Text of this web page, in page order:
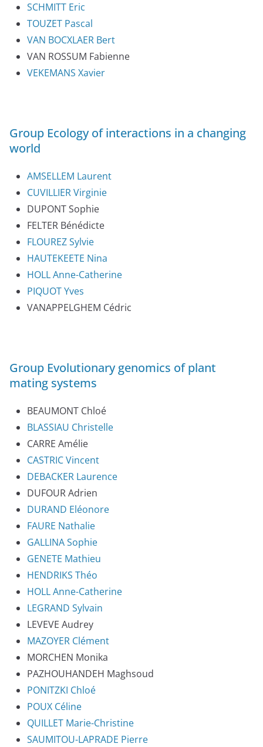
SCHMITT Eric
TOUZET Pascal
VAN BOCXLAER Bert
VAN ROSSUM Fabienne
VEKEMANS Xavier
Group Ecology of interactions in a changing
world
AMSELLEM Laurent
CUVILLIER Virginie
DUPONT Sophie
FELTER Bénédicte
FLOUREZ Sylvie
HAUTEKEETE Nina
HOLL Anne-Catherine
PIQUOT Yves
VANAPPELGHEM Cédric
Group Evolutionary genomics of plant
mating systems
BEAUMONT Chloé
BLASSIAU Christelle
CARRE Amélie
CASTRIC Vincent
DEBACKER Laurence
DUFOUR Adrien
DURAND Eléonore
FAURE Nathalie
GALLINA Sophie
GENETE Mathieu
HENDRIKS Théo
HOLL Anne-Catherine
LEGRAND Sylvain
LEVEVE Audrey
MAZOYER Clément
MORCHEN Monika
PAZHOUHANDEH Maghsoud
PONITZKI Chloé
POUX Céline
QUILLET Marie-Christine
SAUMITOU-LAPRADE Pierre